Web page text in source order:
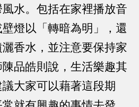
水。包括在家裡播放音
燈以「轉暗為明」，還
香水，並注意要保持家
品皓則說，生活樂趣其
大家可以藉著這段期